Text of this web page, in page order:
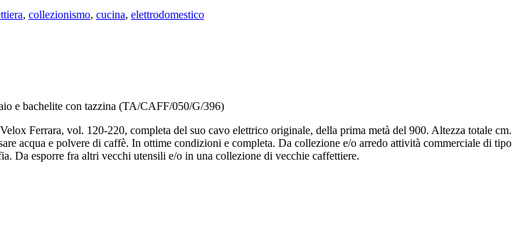
, collezionismo, cucina, elettrodomestico
e bachelite con tazzina (TA/CAFF/050/G/396)
Ferrara, vol. 120-220, completa del suo cavo elettrico originale, della prima metà del 900. Altezza totale cm.
acqua e polvere di caffè. In ottime condizioni e completa. Da collezione e/o arredo attività commerciale di tipo
Da esporre fra altri vecchi utensili e/o in una collezione di vecchie caffettiere.